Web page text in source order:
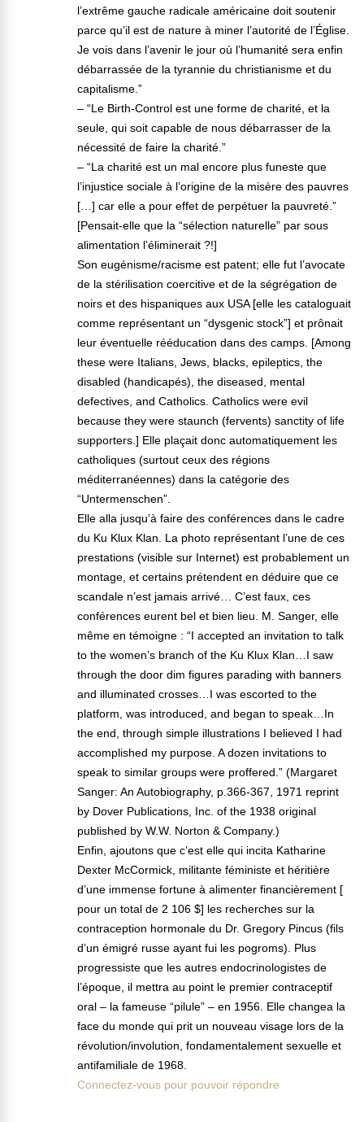
l’extrême gauche radicale américaine doit soutenir
parce qu’il est de nature à miner l’autorité de l’Église.
Je vois dans l’avenir le jour où l’humanité sera enfin
débarrassée de la tyrannie du christianisme et du
capitalisme.”
– “Le Birth-Control est une forme de charité, et la
seule, qui soit capable de nous débarrasser de la
nécessité de faire la charité.”
– “La charité est un mal encore plus funeste que
l’injustice sociale à l’origine de la misère des pauvres
[…] car elle a pour effet de perpétuer la pauvreté.”
[Pensait-elle que la “sélection naturelle” par sous
alimentation l’éliminerait ?!]
Son eugénisme/racisme est patent; elle fut l’avocate
de la stérilisation coercitive et de la ségrégation de
noirs et des hispaniques aux USA [elle les cataloguait
comme représentant un “dysgenic stock”] et prônait
leur éventuelle rééducation dans des camps. [Among
these were Italians, Jews, blacks, epileptics, the
disabled (handicapés), the diseased, mental
defectives, and Catholics. Catholics were evil
because they were staunch (fervents) sanctity of life
supporters.] Elle plaçait donc automatiquement les
catholiques (surtout ceux des régions
méditerranéennes) dans la catégorie des
“Untermenschen”.
Elle alla jusqu’à faire des conférences dans le cadre
du Ku Klux Klan. La photo représentant l’une de ces
prestations (visible sur Internet) est probablement un
montage, et certains prétendent en déduire que ce
scandale n’est jamais arrivé… C’est faux, ces
conférences eurent bel et bien lieu. M. Sanger, elle
même en témoigne : “I accepted an invitation to talk
to the women’s branch of the Ku Klux Klan…I saw
through the door dim figures parading with banners
and illuminated crosses…I was escorted to the
platform, was introduced, and began to speak…In
the end, through simple illustrations I believed I had
accomplished my purpose. A dozen invitations to
speak to similar groups were proffered.” (Margaret
Sanger: An Autobiography, p.366-367, 1971 reprint
by Dover Publications, Inc. of the 1938 original
published by W.W. Norton & Company.)
Enfin, ajoutons que c’est elle qui incita Katharine
Dexter McCormick, militante féministe et héritière
d’une immense fortune à alimenter financièrement [
pour un total de 2 106 $] les recherches sur la
contraception hormonale du Dr. Gregory Pincus (fils
d’un émigré russe ayant fui les pogroms). Plus
progressiste que les autres endocrinologistes de
l’époque, il mettra au point le premier contraceptif
oral – la fameuse “pilule” – en 1956. Elle changea la
face du monde qui prit un nouveau visage lors de la
révolution/involution, fondamentalement sexuelle et
antifamiliale de 1968.
Connectez-vous pour pouvoir répondre